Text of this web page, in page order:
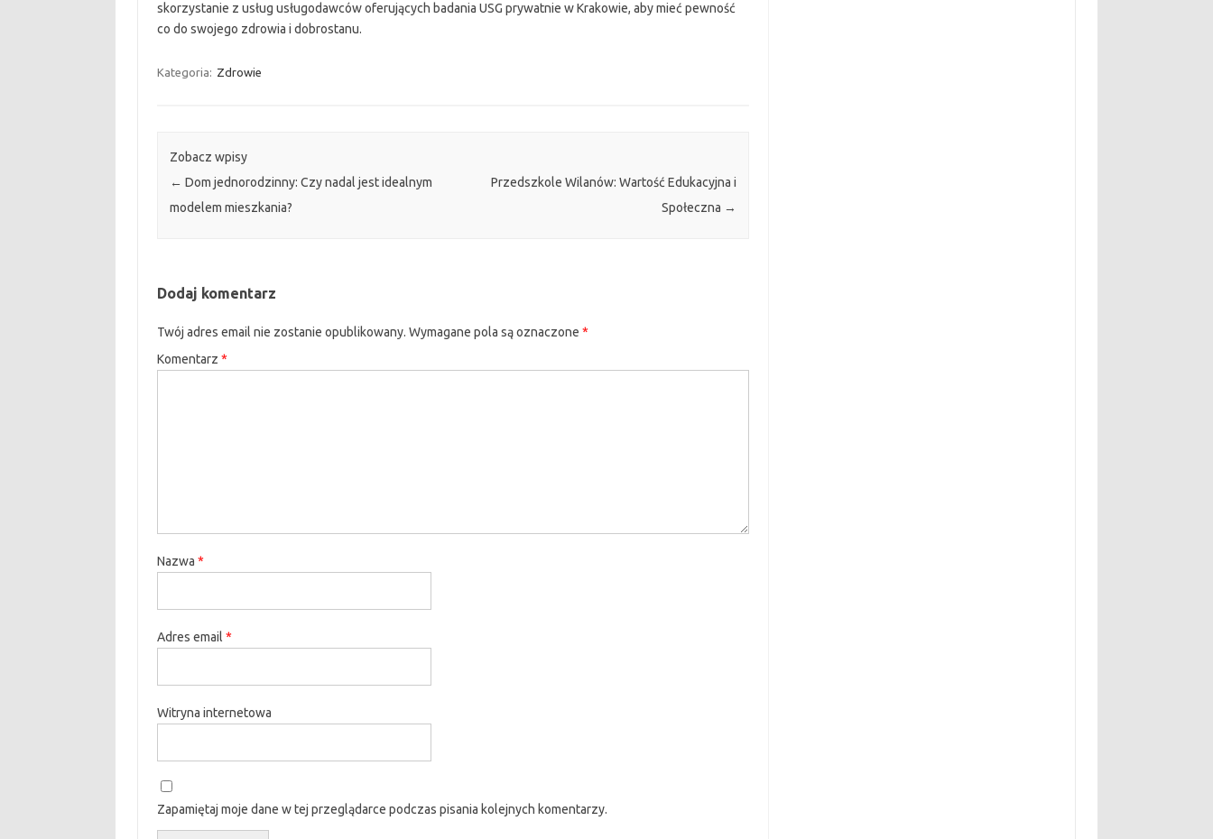
skorzystanie z usług usługodawców oferujących badania USG prywatnie w Krakowie, aby mieć pewność
co do swojego zdrowia i dobrostanu.
Kategoria: Zdrowie
Zobacz wpisy
← Dom jednorodzinny: Czy nadal jest idealnym
modelem mieszkania?
Przedszkole Wilanów: Wartość Edukacyjna i
Społeczna →
Dodaj komentarz
Twój adres email nie zostanie opublikowany. Wymagane pola są oznaczone *
Komentarz *
Nazwa *
Adres email *
Witryna internetowa
Zapamiętaj moje dane w tej przeglądarce podczas pisania kolejnych komentarzy.